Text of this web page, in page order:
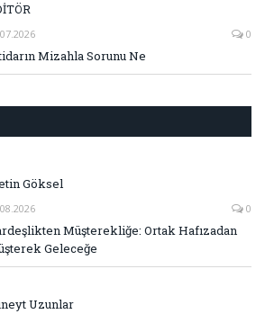
0
Mizahla Sorunu Ne
Göksel
0
Müşterekliğe: Ortak Hafızadan
Geleceğe
Uzunlar